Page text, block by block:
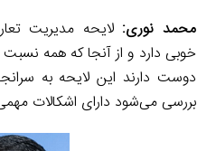
محمد نوری: لایحه مدیریت
خوبی دارد و از آنجا که همه
دوست دارند این لایحه به
بررسی می‌شود دارای اشکالات